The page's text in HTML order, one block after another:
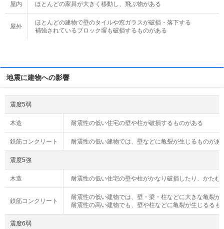
屋内 ほとんどの家具が大きく移動し、飛ぶ物がある
屋外
ほとんどの建物で壁のタイルや窓ガラスが破損・落下する
補強されているブロック塀も破損するものがある
地震に建物への影響
震度5弱
木造 耐震性の低い住宅の壁や柱が破損するものがある
鉄筋コンクリート 耐震性の低い建物では、壁などに亀裂が生じるものがあ
震度5強
木造 耐震性の低い住宅の壁や柱がかなり破損したり、かたむ
鉄筋コンクリート
耐震性の低い建物では、壁・梁・柱などに大きな亀裂が
耐震性の高い建物でも、壁や柱などに亀裂が生じるるも
震度6弱